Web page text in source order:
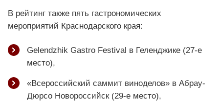
В рейтинг также пять гастрономических
мероприятий Краснодарского края:
Gelendzhik Gastro Festival в Геленджике (27-е
место),
«Всероссийский cаммит виноделов» в Абрау-
Дюрсо Новороссийск (29-е место),